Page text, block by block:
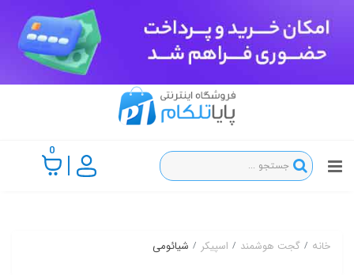
0
خانه گجت هوشمند اسپیکر شیائومی